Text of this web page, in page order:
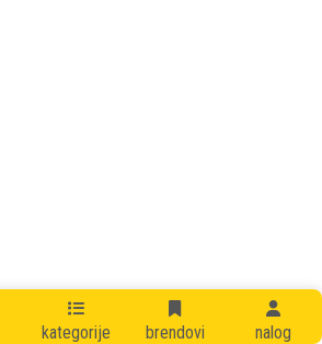
kategorije brendovi nalog